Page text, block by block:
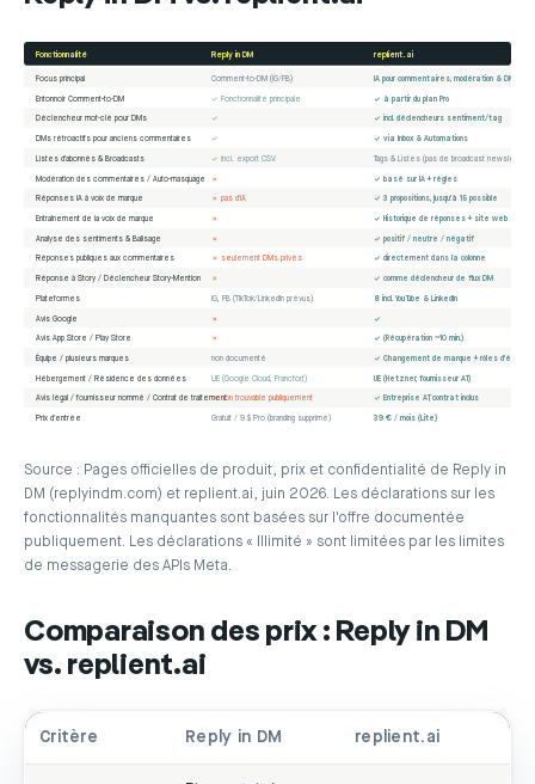
Fonctionnalité Reply in DM replient.ai
Focus principal Comment-to-DM (IG/FB) IA pour commentaires, modération & DM
Entonnoir Comment-to-DM ✓ Fonctionnalité principale ✓ à partir du plan Pro
Déclencheur mot-clé pour DMs ✓ ✓ incl. déclencheurs sentiment/tag
DMs rétroactifs pour anciens commentaires ✓ ✓ via Inbox & Automations
Listes d'abonnés & Broadcasts ✓ incl. export CSV Tags & Listes (pas de broadcast newsletter)
Modération des commentaires / Auto-masquage ✗ ✓ basé sur IA + règles
Réponses IA à voix de marque ✗ pas d'IA ✓ 3 propositions, jusqu'à 15 possible
Entraînement de la voix de marque ✗ ✓ Historique de réponses + site web
Analyse des sentiments & Balisage ✗ ✓ positif / neutre / négatif
Réponses publiques aux commentaires ✗ seulement DMs privés ✓ directement dans la colonne
Réponse à Story / Déclencheur Story-Mention ✗ ✓ comme déclencheur de flux DM
Plateformes IG, FB (TikTok/LinkedIn prévus) 8 incl. YouTube & LinkedIn
Avis Google ✗ ✓
Avis App Store / Play Store ✗ ✓ (Récupération ~10 min.)
Équipe / plusieurs marques non documenté ✓ Changement de marque + rôles d'équipe
Hébergement / Résidence des données UE (Google Cloud, Francfort) UE (Hetzner, fournisseur AT)
Avis légal / fournisseur nommé / Contrat de traitement✗ non trouvable publiquement ✓ Entreprise AT, contrat inclus
Prix d'entrée Gratuit / 9 $ Pro (branding supprimé) 39 € / mois (Lite)
Source : Pages officielles de produit, prix et confidentialité de Reply in
DM (replyindm.com) et replient.ai, juin 2026. Les déclarations sur les
fonctionnalités manquantes sont basées sur l'offre documentée
publiquement. Les déclarations « Illimité » sont limitées par les limites
de messagerie des APIs Meta.
Comparaison des prix : Reply in DM
vs. replient.ai
Critère Reply in DM replient.ai